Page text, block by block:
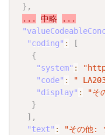
} ,
...
中略
...
"coding" :
[
{
"system" :
"code" : "
"display" :
"そ
}
] ,
"text" :
"その他: